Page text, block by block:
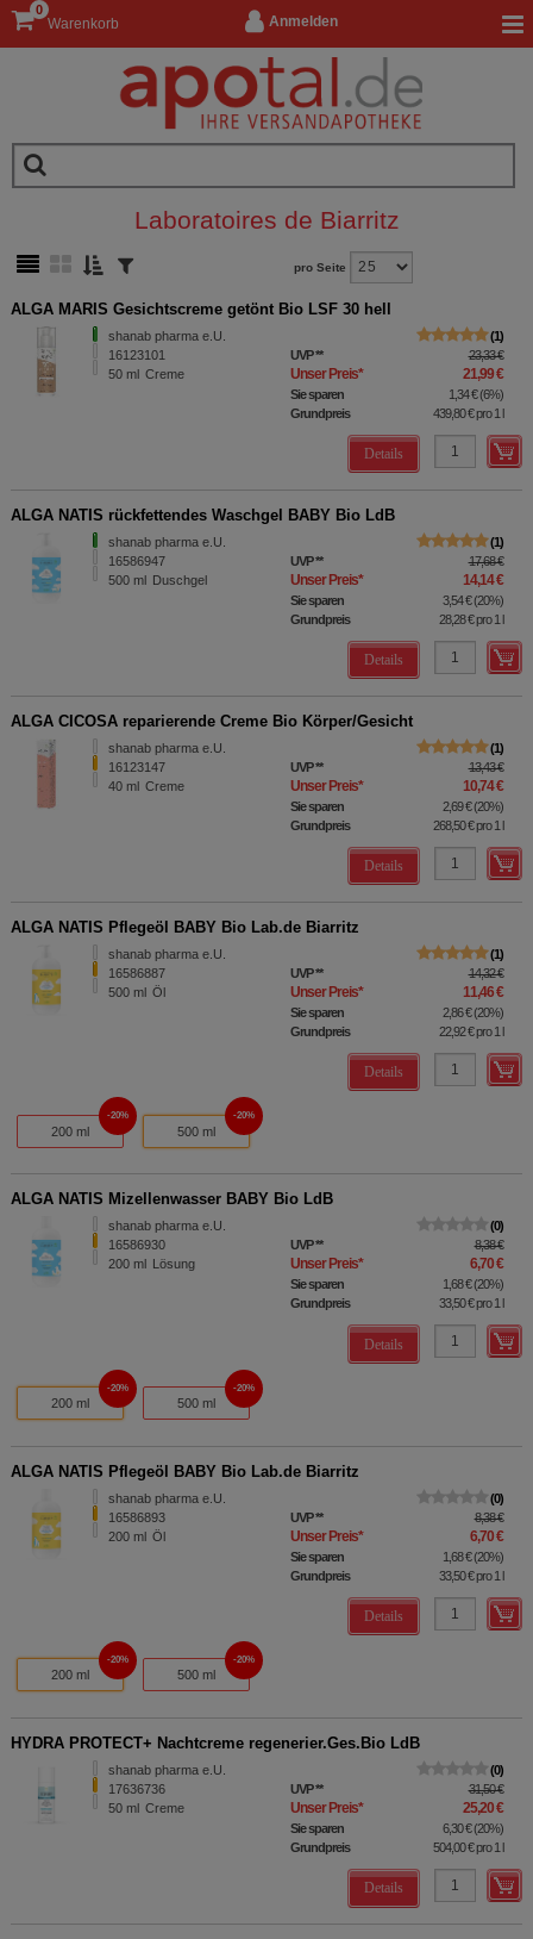
Anmelden
Warenkorb
0
Laboratoires de Biarritz
pro Seite
ALGA MARIS Gesichtscreme getönt Bio LSF 30 hell
shanab pharma e.U.
16123101
50 ml Creme
1
UVP** 23,33 €
Unser Preis* 21,99 €
Sie sparen 1,34 €(6%)
Grundpreis
439,80 €pro 1 l
Details
ALGA NATIS rückfettendes Waschgel BABY Bio LdB
shanab pharma e.U.
16586947
500 ml Duschgel
1
UVP** 17,68 €
Unser Preis* 14,14 €
Sie sparen 3,54 €(20%)
Grundpreis
28,28 €pro 1 l
Details
ALGA CICOSA reparierende Creme Bio Körper/Gesicht
shanab pharma e.U.
16123147
40 ml Creme
1
UVP** 13,43 €
Unser Preis* 10,74 €
Sie sparen 2,69 €(20%)
Grundpreis
268,50 €pro 1 l
Details
ALGA NATIS Pflegeöl BABY Bio Lab.de Biarritz
shanab pharma e.U.
16586887
500 ml Öl
1
UVP** 14,32 €
Unser Preis* 11,46 €
Sie sparen 2,86 €(20%)
Grundpreis
22,92 €pro 1 l
Details
200 ml
20%
500 ml
20%
ALGA NATIS Mizellenwasser BABY Bio LdB
shanab pharma e.U.
16586930
200 ml Lösung
0
UVP** 8,38 €
Unser Preis* 6,70 €
Sie sparen 1,68 €(20%)
Grundpreis
33,50 €pro 1 l
Details
200 ml
20%
500 ml
20%
ALGA NATIS Pflegeöl BABY Bio Lab.de Biarritz
shanab pharma e.U.
16586893
200 ml Öl
0
UVP** 8,38 €
Unser Preis* 6,70 €
Sie sparen 1,68 €(20%)
Grundpreis
33,50 €pro 1 l
Details
200 ml
20%
500 ml
20%
HYDRA PROTECT+ Nachtcreme regenerier.Ges.Bio LdB
shanab pharma e.U.
17636736
50 ml Creme
0
UVP** 31,50 €
Unser Preis* 25,20 €
Sie sparen 6,30 €(20%)
Grundpreis
504,00 €pro 1 l
Details